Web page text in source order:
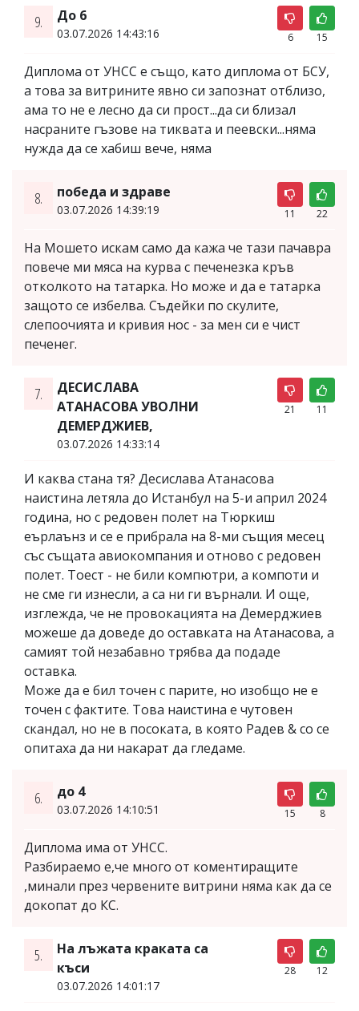
9. До 6
03.07.2026 14:43:16 6 15
Диплома от УНСС е също, като диплома от БСУ,
а това за витрините явно си запознат отблизо,
ама то не е лесно да си прост...да си близал
насраните гъзове на тиквата и пеевски...няма
нужда да се хабиш вече, няма
8. победа и здраве
03.07.2026 14:39:19 11 22
На Мошето искам само да кажа че тази пачавра
повече ми мяса на курва с печенезка кръв
отколкото на татарка. Но може и да е татарка
защото се избелва. Съдейки по скулите,
слепоочията и кривия нос - за мен си е чист
печенег.
7.
ДЕСИСЛАВА
АТАНАСОВА УВОЛНИ
ДЕМЕРДЖИЕВ,
03.07.2026 14:33:14
21 11
И каква стана тя? Десислава Атанасова
наистина летяла до Истанбул на 5-и април 2024
година, но с редовен полет на Тюркиш
еърлаънз и се е прибрала на 8-ми същия месец
със същата авиокомпания и отново с редовен
полет. Тоест - не били компютри, а компоти и
не сме ги изнесли, а са ни ги върнали. И още,
изглежда, че не провокацията на Демерджиев
можеше да доведе до оставката на Атанасова, а
самият той незабавно трябва да подаде
оставка.
Може да е бил точен с парите, но изобщо не е
точен с фактите. Това наистина е чутовен
скандал, но не в посоката, в която Радев & со се
опитаха да ни накарат да гледаме.
6. до 4
03.07.2026 14:10:51 15 8
Диплома има от УНСС.
Разбираемо е,че много от коментиращите
,минали през червените витрини няма как да се
докопат до КС.
5.
На лъжата краката са
къси
03.07.2026 14:01:17
28 12